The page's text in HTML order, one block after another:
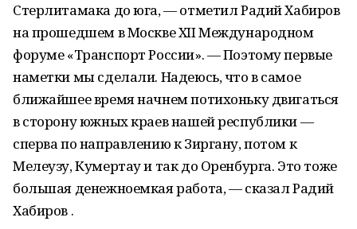
Стерлитамака до юга, — отметил Радий Хабиров
на прошедшем в Москве XII Международном
форуме «Транспорт России». — Поэтому первые
наметки мы сделали. Надеюсь, что в самое
ближайшее время начнем потихоньку двигаться
в сторону южных краев нашей республики —
сперва по направлению к Зиргану, потом к
Мелеузу, Кумертау и так до Оренбурга. Это тоже
большая денежноемкая работа, — сказал Радий
Хабиров .